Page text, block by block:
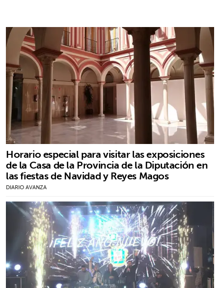
Horario especial para visitar las exposiciones
de la Casa de la Provincia de la Diputación en
las fiestas de Navidad y Reyes Magos
DIARIO AVANZA